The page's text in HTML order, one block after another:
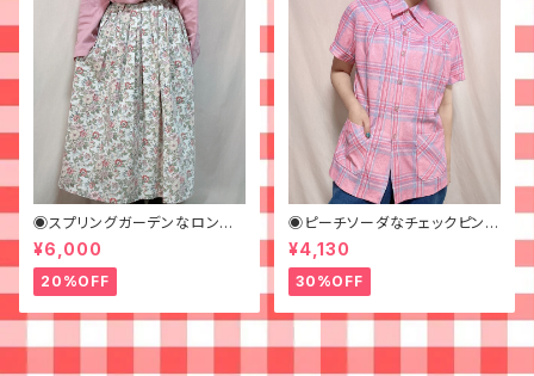
◉スプリングガーデンなロング
スカート◉ 古着 花柄 クリーム
ピンク 春
¥6,000
20%OFF
◉ピーチソーダなチェックピンク
シャツ◉古着 半袖シャツ
¥4,130
30%OFF